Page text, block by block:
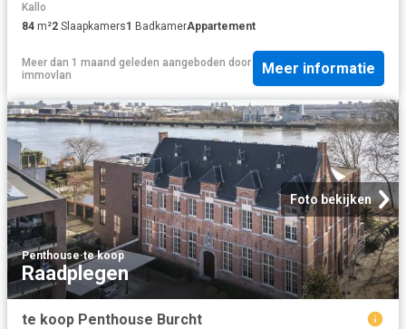
Kallo
84 m²2 Slaapkamers1 BadkamerAppartement
Meer dan 1 maand geleden aangeboden door
immovlan
Meer informatie
Foto bekijken
Penthouse·te koop
Raadplegen
te koop Penthouse Burcht